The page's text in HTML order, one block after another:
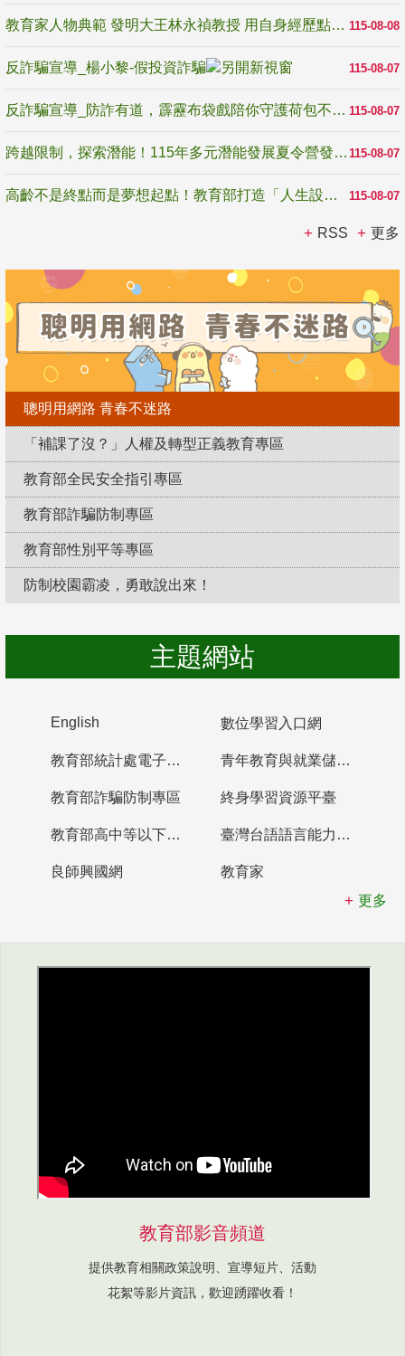
115-08-08
教育家人物典範 發明大王林永禎教授 用自身經歷點亮學生的路
115-08-07
反詐騙宣導_楊小黎-假投資詐騙
115-08-07
反詐騙宣導_防詐有道，霹靂布袋戲陪你守護荷包不受騙
115-08-07
跨越限制，探索潛能！115年多元潛能發展夏令營發掘生命無限可能
115-08-07
高齡不是終點而是夢想起點！教育部打造「人生設計夢工場」 參展第3屆高齡健康產業博覽會
RSS 更多
聰明用網路 青春不迷路
「補課了沒？」人權及轉型正義教育專區
教育部全民安全指引專區
教育部詐騙防制專區
教育部性別平等專區
防制校園霸凌，勇敢說出來！
主題網站
English 數位學習入口網
教育部統計處電子書櫃 青年教育與就業儲蓄帳戶
教育部詐騙防制專區 終身學習資源平臺
教育部高中等以下學校及幼兒園教師資格檢定考試 臺灣台語語言能力認證網站
良師興國網
教育家
更多
教育部影音頻道
提供教育相關政策說明、宣導短片、活動
花絮等影片資訊，歡迎踴躍收看！